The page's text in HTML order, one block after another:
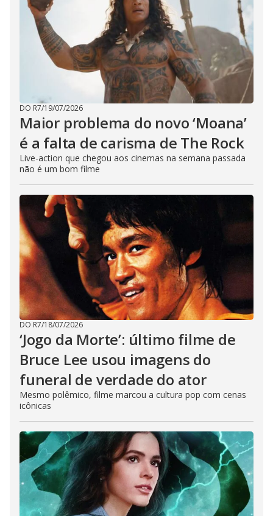
DO R7/19/07/2026
Maior problema do novo ‘Moana’
é a falta de carisma de The Rock
Live-action que chegou aos cinemas na semana passada
não é um bom filme
DO R7/18/07/2026
‘Jogo da Morte’: último filme de
Bruce Lee usou imagens do
funeral de verdade do ator
Mesmo polêmico, filme marcou a cultura pop com cenas
icônicas